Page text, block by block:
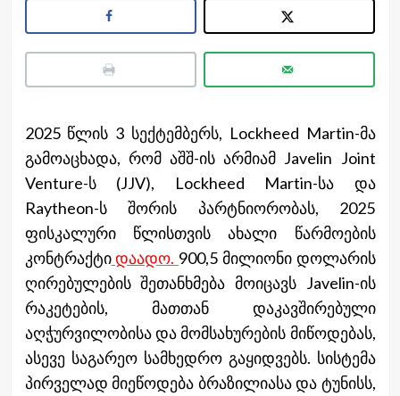
2025 წლის 3 სექტემბერს, Lockheed Martin-მა
გამოაცხადა, რომ აშშ-ის არმიამ Javelin Joint
Venture-ს (JJV), Lockheed Martin-სა და
Raytheon-ს შორის პარტნიორობას, 2025
ფისკალური წლისთვის ახალი წარმოების
კონტრაქტიდაადო. 900,5 მილიონი დოლარის
ღირებულების შეთანხმება მოიცავს Javelin-ის
რაკეტების, მათთან დაკავშირებული
აღჭურვილობისა და მომსახურების მიწოდებას,
ასევე საგარეო სამხედრო გაყიდვებს. სისტემა
პირველად მიეწოდება ბრაზილიასა და ტუნისს,